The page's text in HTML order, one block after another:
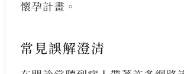
懷孕計畫。
常見誤解澄清